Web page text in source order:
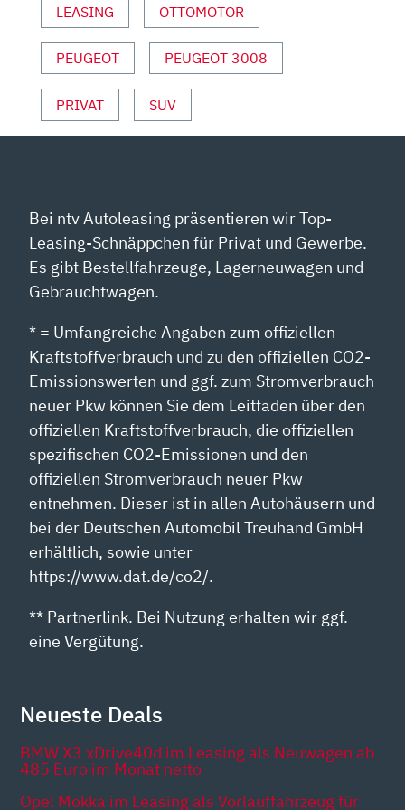
DRIVE“
YOUTUBE
ANZEIGEN
LEASING OTTOMOTOR
PEUGEOT PEUGEOT 3008
PRIVAT SUV
Bei ntv Autoleasing präsentieren wir Top-
Leasing-Schnäppchen für Privat und Gewerbe.
Es gibt Bestellfahrzeuge, Lagerneuwagen und
Gebrauchtwagen.
* = Umfangreiche Angaben zum offiziellen
Kraftstoffverbrauch und zu den offiziellen CO2-
Emissionswerten und ggf. zum Stromverbrauch
neuer Pkw können Sie dem Leitfaden über den
offiziellen Kraftstoffverbrauch, die offiziellen
spezifischen CO2-Emissionen und den
offiziellen Stromverbrauch neuer Pkw
entnehmen. Dieser ist in allen Autohäusern und
bei der Deutschen Automobil Treuhand GmbH
erhältlich, sowie unter
https://www.dat.de/co2/.
** Partnerlink. Bei Nutzung erhalten wir ggf.
eine Vergütung.
Neueste Deals
BMW X3 xDrive40d im Leasing als Neuwagen ab
485 Euro im Monat netto
Opel Mokka im Leasing als Vorlauffahrzeug für